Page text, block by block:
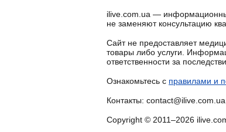
ilive.com.ua —
не заменяют консультацию
Сайт не предоставляет
товары либо услуги.
ответственности за
Ознакомьтесь с правилами и
Контакты: contact@ilive.com.ua,
Copyright © 2011–2026